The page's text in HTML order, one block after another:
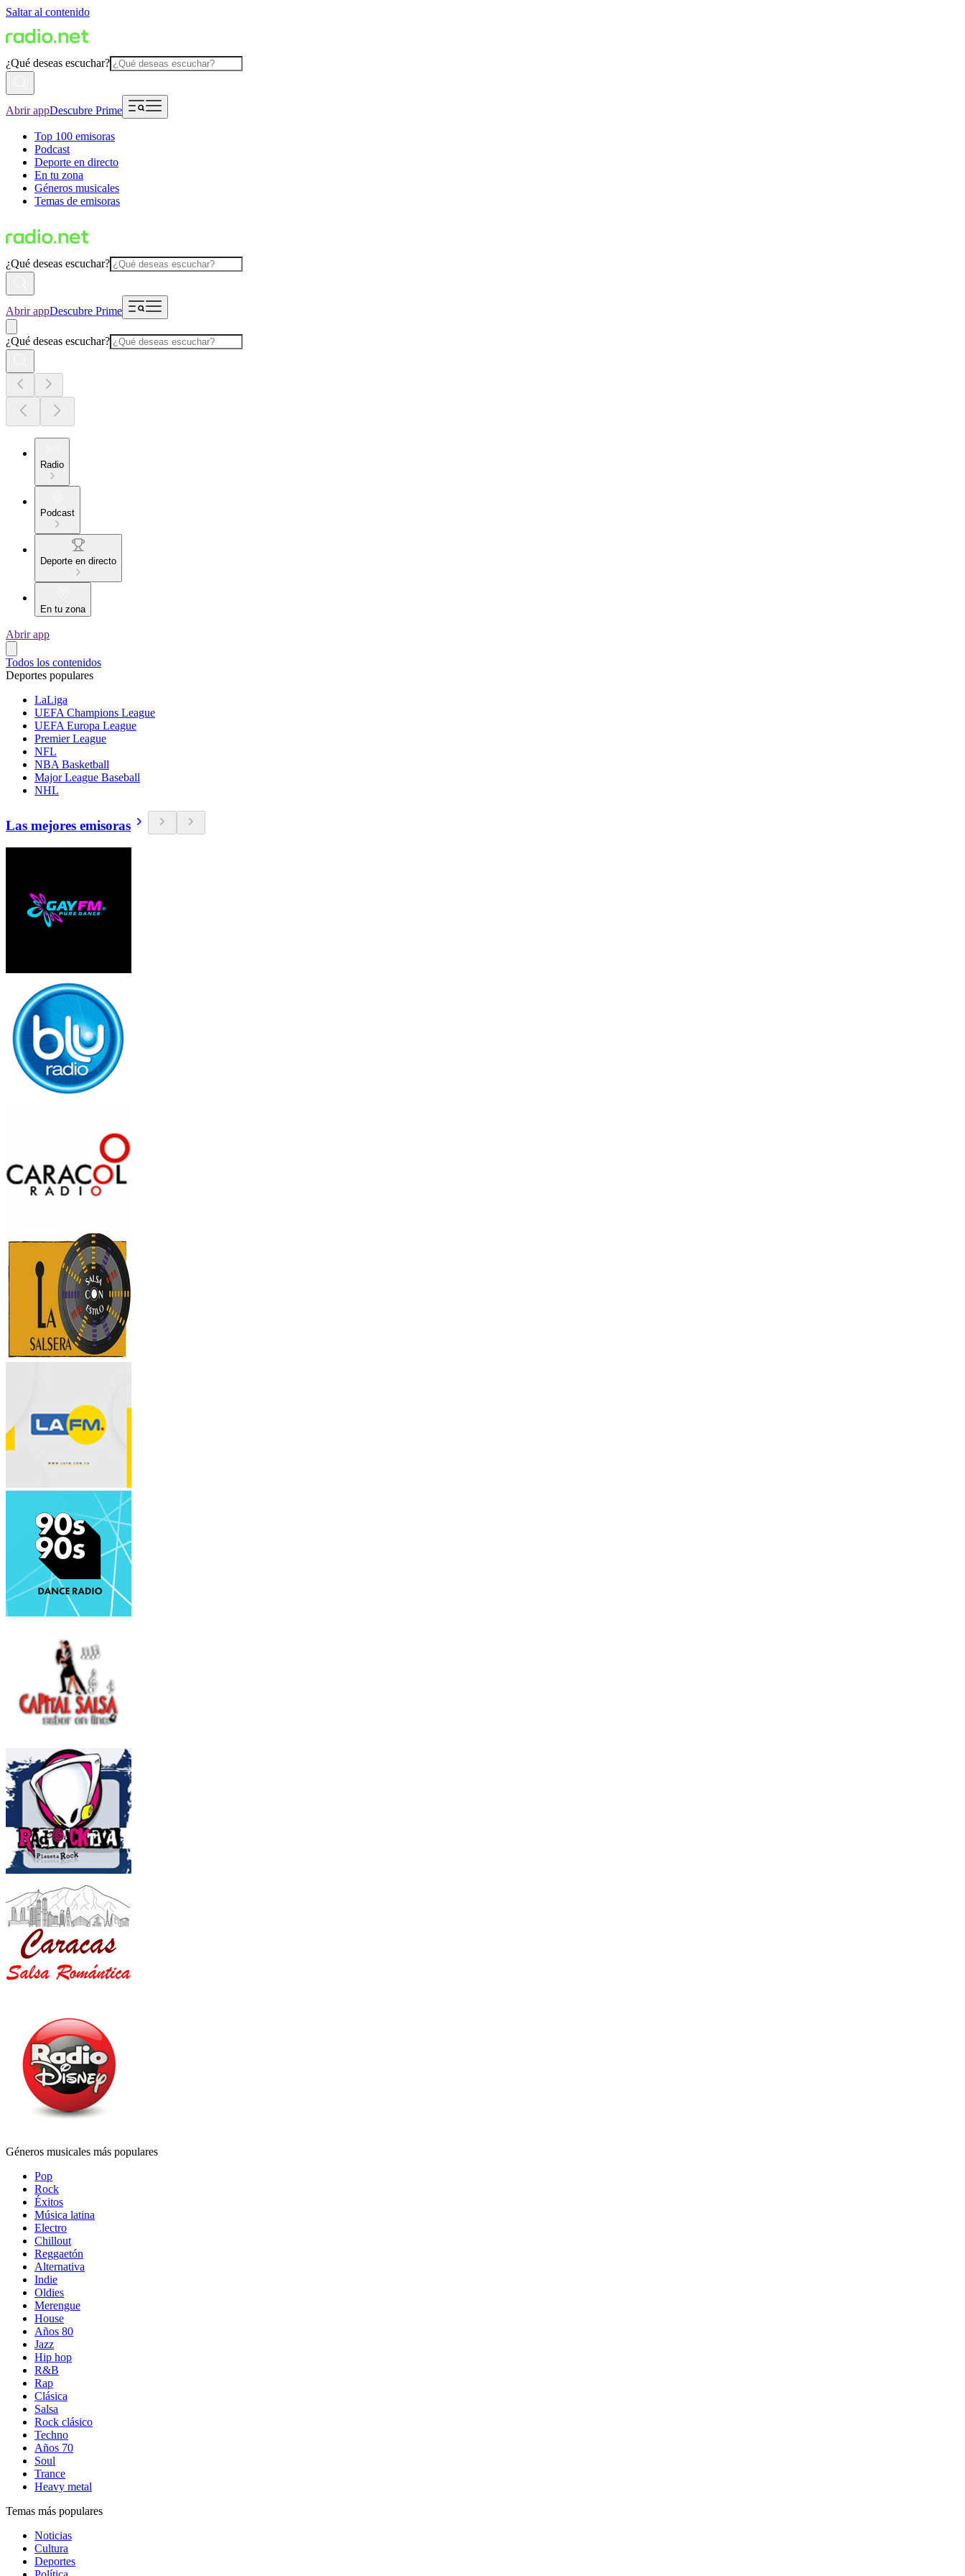
Saltar al contenido
¿Qué deseas escuchar?
Abrir appDescubre Prime
Top 100 emisoras
Podcast
Deporte en directo
En tu zona
Géneros musicales
Temas de emisoras
¿Qué deseas escuchar?
Abrir appDescubre Prime
¿Qué deseas escuchar?
Radio
Podcast
Deporte en directo
En tu zona
Abrir app
Todos los contenidos
Deportes populares
LaLiga
UEFA Champions League
UEFA Europa League
Premier League
NFL
NBA Basketball
Major League Baseball
NHL
Las mejores emisoras
Géneros musicales más populares
Pop
Rock
Éxitos
Música latina
Electro
Chillout
Reggaetón
Alternativa
Indie
Oldies
Merengue
House
Años 80
Jazz
Hip hop
R&B
Rap
Clásica
Salsa
Rock clásico
Techno
Años 70
Soul
Trance
Heavy metal
Temas más populares
Noticias
Cultura
Deportes